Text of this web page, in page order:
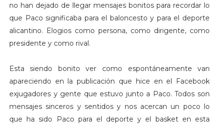
no han dejado de llegar mensajes bonitos para recordar lo
que Paco significaba para el baloncesto y para el deporte
alicantino. Elogios como persona, como dirigente, como
presidente y como rival.
Esta siendo bonito ver como espontáneamente van
apareciendo en la publicación que hice en el Facebook
exjugadores y gente que estuvo junto a Paco. Todos son
mensajes sinceros y sentidos y nos acercan un poco lo
que ha sido Paco para el deporte y el basket en esta